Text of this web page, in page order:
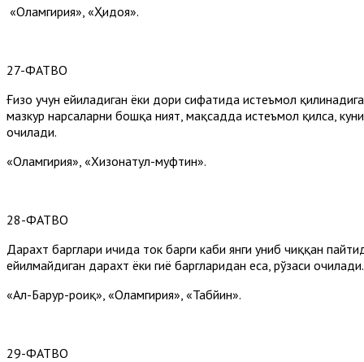
«Оламгирия», «Ҳидоя».
27-ФАТВО
Ғизо учун ейиладиган ёки дори сифатида истеъмол
мазкур нарсаларни бошқа ният, мақсадда истеъмол қилса,
очилади.
«Оламгирия», «Хизонатул-муфтин».
28-ФАТВО
Дарахт барглари ичида ток барги каби янги униб чиққан
ейилмайдиган дарахт ёки гиёҳ баргларидан еса, рўзаси
«Ал-Баҳрур-роиқ», «Оламгирия», «Табйин».
29-ФАТВО